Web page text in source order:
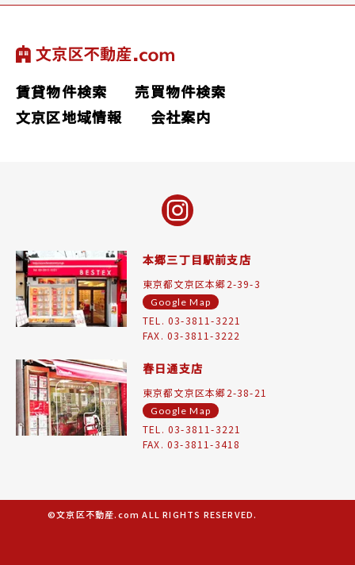
賃貸物件検索
売買物件検索
文京区地域情報
会社案内
本郷三丁目駅前支店
東京都文京区本郷2-39-3
Google Map
TEL. 03-3811-3221
FAX. 03-3811-3222
春日通支店
東京都文京区本郷2-38-21
Google Map
TEL. 03-3811-3221
FAX. 03-3811-3418
©文京区不動産.com ALL RIGHTS RESERVED.